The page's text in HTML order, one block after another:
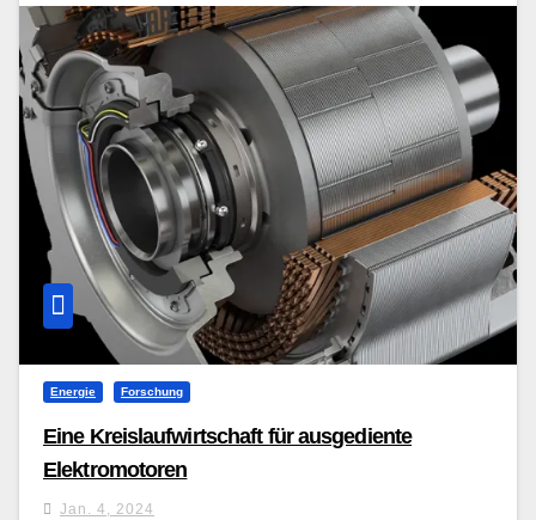
Energie Forschung
Eine Kreislaufwirtschaft für ausgediente
Elektromotoren
Jan. 4, 2024